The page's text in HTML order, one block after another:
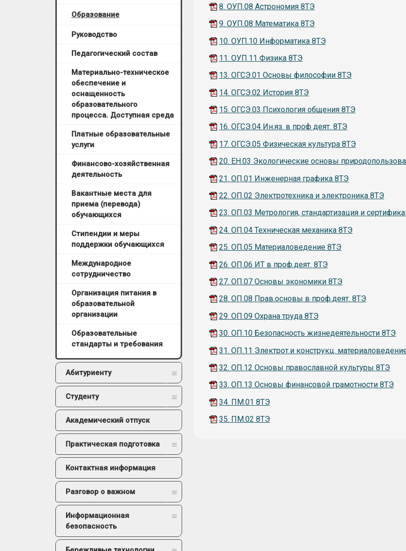
Образование
Руководство
Педагогический состав
Материально-техническое
обеспечение и
оснащенность
образовательного
процесса. Доступная среда
Платные образовательные
услуги
Финансово-хозяйственная
деятельность
Вакантные места для
приема (перевода)
обучающихся
Стипендии и меры
поддержки обучающихся
Международное
сотрудничество
Организация питания в
образовательной
организации
Образовательные
стандарты и требования
Абитуриенту
Студенту
Академический отпуск
Практическая подготовка
Контактная информация
Разговор о важном
Информационная
безопасность
8. ОУП.08 Астрономия 8ТЭ
9. ОУП.08 Математика 8ТЭ
10. ОУП.10 Информатика 8ТЭ
11. ОУП.11 Физика 8ТЭ
13. ОГСЭ.01 Основы философии 8ТЭ
14. ОГСЭ.02 История 8ТЭ
15. ОГСЭ.03 Психология общения 8ТЭ
16. ОГСЭ.04 Ин.яз. в проф деят. 8ТЭ
17. ОГСЭ.05 Физическая культура 8ТЭ
20. ЕН.03 Экологические основы
21. ОП.01 Инженерная графика 8ТЭ
22. ОП.02 Электротехника и электроника 8ТЭ
23. ОП.03 Метрология, стандартизация и
24. ОП.04 Техническая механика 8ТЭ
25. ОП.05 Материаловедение 8ТЭ
26. ОП.06 ИТ в проф.деят. 8ТЭ
27. ОП.07 Основы экономики 8ТЭ
28. ОП.08 Прав.основы в проф.деят. 8ТЭ
29. ОП.09 Охрана труда 8ТЭ
30. ОП.10 Безопасность жизнедеятельности 8ТЭ
31. ОП.11 Электрот.и конструкц.
32. ОП.12 Основы православной культуры 8ТЭ
33. ОП.13 Основы финансовой грамотности 8ТЭ
34. ПМ.01 8ТЭ
35. ПМ.02 8ТЭ